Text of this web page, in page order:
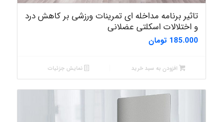
تاثیر برنامه مداخله ای تمرینات ورزشی بر کاهش درد
و اختلالات اسکلتی عضلانی
185.000 تومان
افزودن به سبد خرید نمایش جزئیات